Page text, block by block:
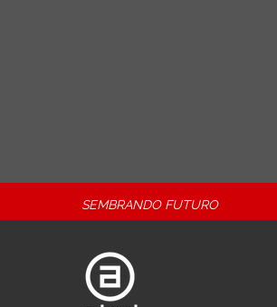
SEMBRANDO FUTURO